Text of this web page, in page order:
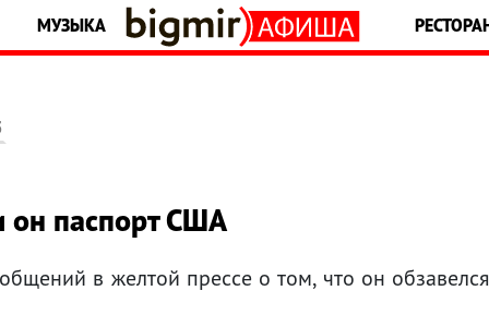
МУЗЫКА
он паспорт США
в желтой прессе о том, что он обзавелся